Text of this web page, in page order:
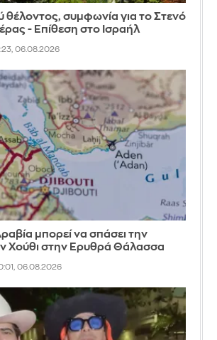
θέλοντος, συμφωνία για το Στενό
- Επίθεση στο Ισραήλ
06.08.2026
μπορεί να σπάσει την
Χούθι στην Ερυθρά Θάλασσα
06.08.2026